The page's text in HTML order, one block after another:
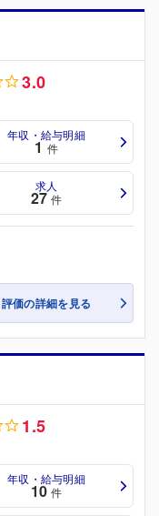
3.0
年収・給与明細
1 件
求人
27 件
評価の詳細を見る
1.5
年収・給与明細
10 件